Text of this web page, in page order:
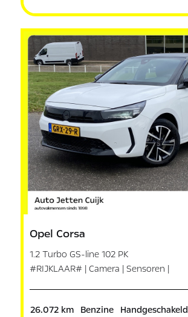
Opel Corsa
1.2 Turbo GS-line 102 PK
#RIJKLAAR# | Camera | Sensoren |
26.072 km Benzine Handgeschakeld